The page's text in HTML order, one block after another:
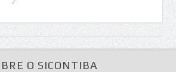
O SICONTIBA